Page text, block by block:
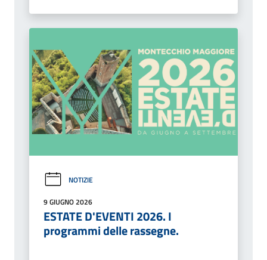
NOTIZIE
9 GIUGNO 2026
ESTATE D'EVENTI 2026. I
programmi delle rassegne.